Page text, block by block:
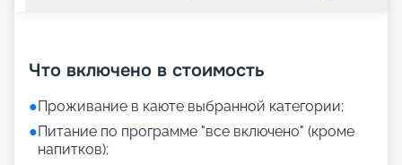
Что включено в стоимость
●Проживание в каюте выбранной категории;
●Питание по программе "все включено" (кроме
напитков);